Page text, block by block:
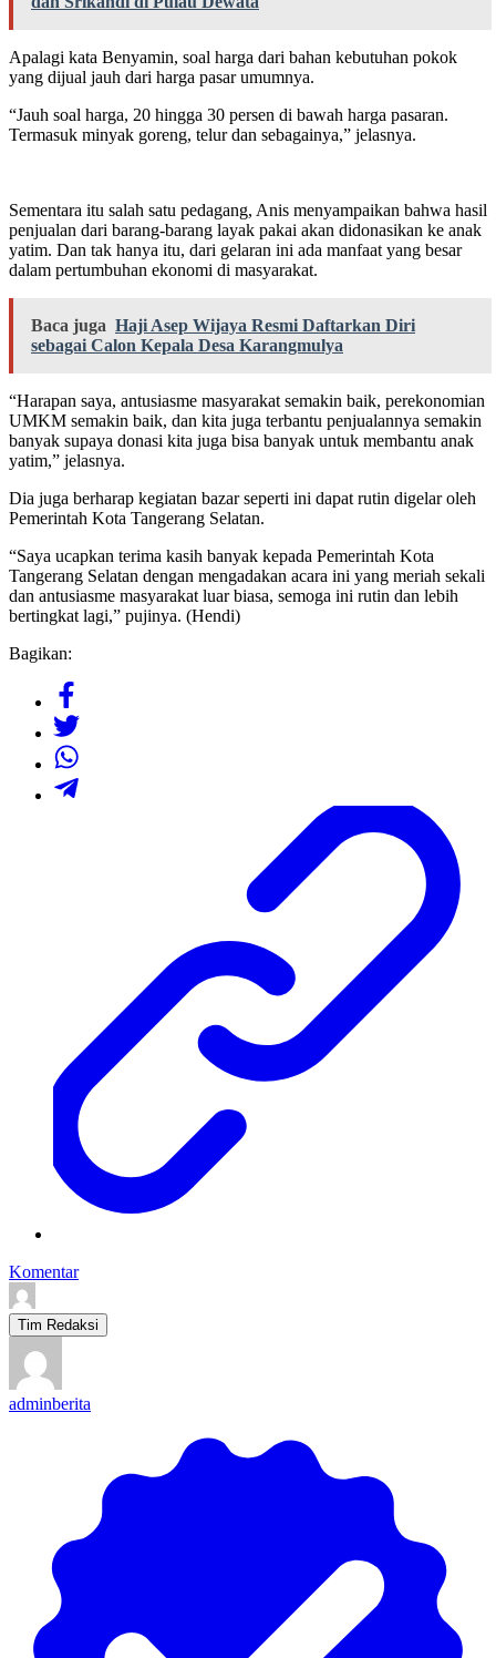
Apalagi kata Benyamin, soal harga dari bahan kebutuhan pokok
yang dijual jauh dari harga pasar umumnya.
“Jauh soal harga, 20 hingga 30 persen di bawah harga pasaran.
Termasuk minyak goreng, telur dan sebagainya,” jelasnya.
Sementara itu salah satu pedagang, Anis menyampaikan bahwa hasil
penjualan dari barang-barang layak pakai akan didonasikan ke anak
yatim. Dan tak hanya itu, dari gelaran ini ada manfaat yang besar
dalam pertumbuhan ekonomi di masyarakat.
Baca juga Haji Asep Wijaya Resmi Daftarkan Diri
sebagai Calon Kepala Desa Karangmulya
“Harapan saya, antusiasme masyarakat semakin baik, perekonomian
UMKM semakin baik, dan kita juga terbantu penjualannya semakin
banyak supaya donasi kita juga bisa banyak untuk membantu anak
yatim,” jelasnya.
Dia juga berharap kegiatan bazar seperti ini dapat rutin digelar oleh
Pemerintah Kota Tangerang Selatan.
“Saya ucapkan terima kasih banyak kepada Pemerintah Kota
Tangerang Selatan dengan mengadakan acara ini yang meriah sekali
dan antusiasme masyarakat luar biasa, semoga ini rutin dan lebih
bertingkat lagi,” pujinya. (Hendi)
Bagikan:
Komentar
Tim Redaksi
adminberita